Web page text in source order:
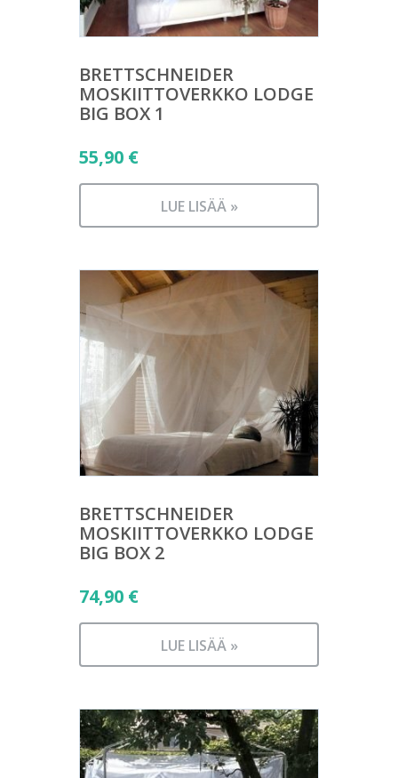
BRETTSCHNEIDER
MOSKIITTOVERKKO LODGE
BIG BOX 1
55,90 €
LUE LISÄÄ »
BRETTSCHNEIDER
MOSKIITTOVERKKO LODGE
BIG BOX 2
74,90 €
LUE LISÄÄ »